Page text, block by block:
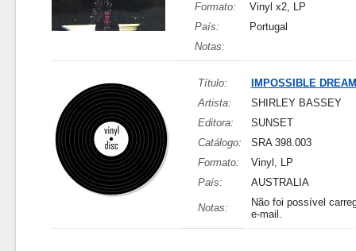
Formato:
Vinyl x2, LP
País:
Portugal
Notas:
Título:
IMPOSSIBLE
Artista:
SHIRLEY BASSEY
Editora:
SUNSET
Catálogo:
SRA 398.003
Formato:
Vinyl, LP
País:
AUSTRALIA
Notas:
Não foi possível
e-mail.